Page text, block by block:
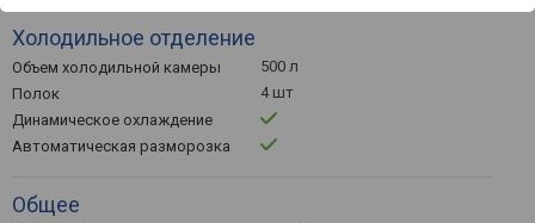
Холодильное отделение
Объем холодильной камеры
500 л
Полок
4 шт
Динамическое охлаждение
Автоматическая разморозка
Общее